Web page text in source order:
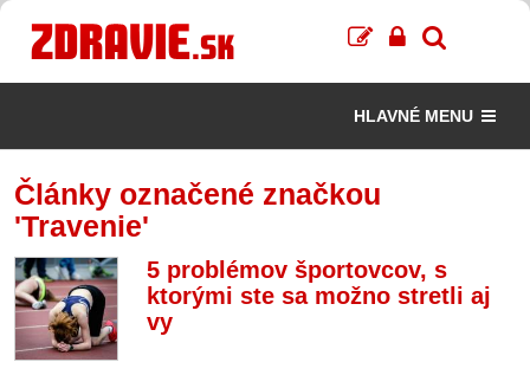
HLAVNÉ MENU
Články označené značkou
'Travenie'
5 problémov športovcov, s
ktorými ste sa možno stretli aj
vy